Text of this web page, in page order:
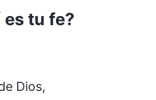
tu fe?
Dios,